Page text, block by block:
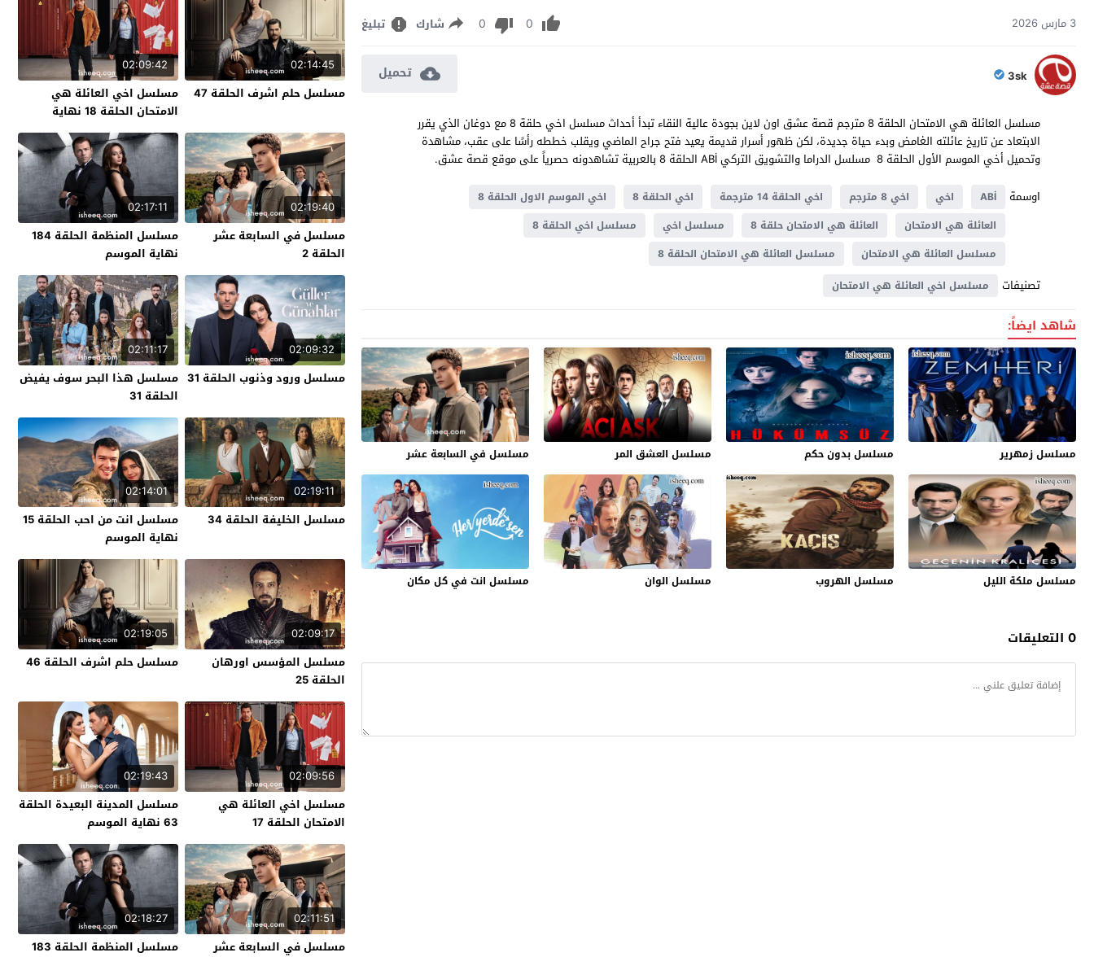
3 مارس 2026 0
0 شارك تبليغ
3sk تحميل
مسلسل العائلة هي الامتحان الحلقة 8 مترجم قصة عشق اون لاين بجودة عالية النقاء تبدأ أحداث مسلسل اخي حلقة 8 مع دوغان الذي يقرر
الابتعاد عن تاريخ عائلته الغامض وبدء حياة جديدة، لكن ظهور أسرار قديمة يعيد فتح جراح الماضي ويقلب خططه رأسًا على عقب، مشاهدة
وتحميل أخي الموسم الأول الحلقة 8 مسلسل الدراما والتشويق التركي ABİ الحلقة 8 بالعربية تشاهدونه حصرياً على موقع قصة عشق.
اوسمة
ABİ اخي اخي 8 مترجم اخي الحلقة 14 مترجمة اخي الحلقة 8
اخي الموسم الاول الحلقة 8
العائلة هي الامتحان
العائلة هي الامتحان حلقة 8 مسلسل اخي
مسلسل اخي الحلقة 8
مسلسل العائلة هي الامتحان
مسلسل العائلة هي الامتحان الحلقة 8
تصنيفات مسلسل اخي العائلة هي الامتحان
شاهد ايضاً:
مسلسل زمهرير مسلسل بدون حكم مسلسل العشق المر مسلسل في السابعة عشر
مسلسل ملكة الليل مسلسل الهروب مسلسل الوان مسلسل انت في كل مكان
0 التعليقات
02:14:45
مسلسل حلم اشرف الحلقة 47
02:09:42
مسلسل اخي العائلة هي
الامتحان الحلقة 18 نهاية
الموسم
02:19:40
مسلسل في السابعة عشر
الحلقة 2
02:17:11
مسلسل المنظمة الحلقة 184
نهاية الموسم
02:09:32
مسلسل ورود وذنوب الحلقة 31
02:11:17
مسلسل هذا البحر سوف يفيض
الحلقة 31
02:19:11
مسلسل الخليفة الحلقة 34
02:14:01
مسلسل انت من احب الحلقة 15
نهاية الموسم
02:09:17
مسلسل المؤسس اورهان
الحلقة 25
02:19:05
مسلسل حلم اشرف الحلقة 46
02:09:56
مسلسل اخي العائلة هي
الامتحان الحلقة 17
02:19:43
مسلسل المدينة البعيدة الحلقة
63 نهاية الموسم
02:11:51
مسلسل في السابعة عشر
02:18:27
مسلسل المنظمة الحلقة 183